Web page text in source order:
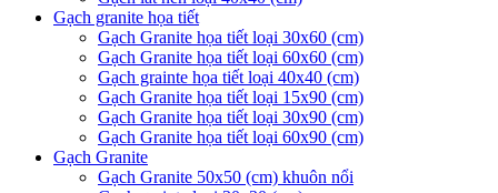
Gạch granite họa tiết
Gạch Granite họa tiết loại 30x60 (cm)
Gạch Granite họa tiết loại 60x60 (cm)
Gạch grainte họa tiết loại 40x40 (cm)
Gạch Granite họa tiết loại 15x90 (cm)
Gạch Granite họa tiết loại 30x90 (cm)
Gạch Granite họa tiết loại 60x90 (cm)
Gạch Granite
Gạch Granite 50x50 (cm) khuôn nổi